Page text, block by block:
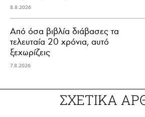
8.8.2026
Από όσα βιβλία διάβασες τα
τελευταία 20 χρόνια, αυτό
ξεχωρίζεις
7.8.2026
ΣΧΕΤΙΚΑ